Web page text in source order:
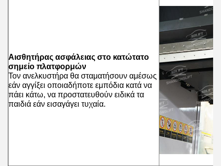
Αισθητήρας ασφάλειας στο κατώτατο
σημείο πλατφορμών
Τον ανελκυστήρα θα σταματήσουν αμέσως
εάν αγγίξει οποιαδήποτε εμπόδια κατά να
πάει κάτω, να προστατευθούν ειδικά τα
παιδιά εάν εισαγάγει τυχαία.